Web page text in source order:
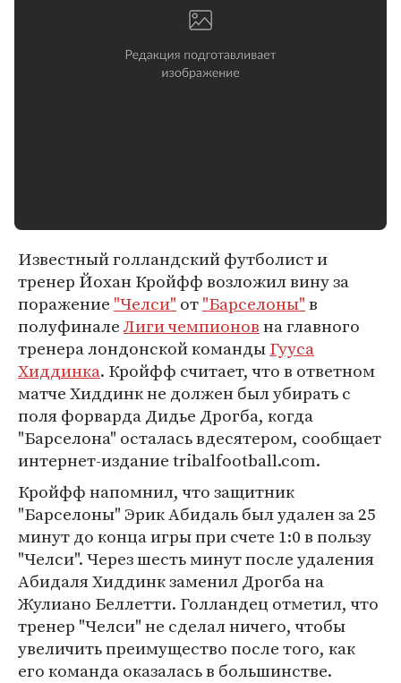
Известный голландский футболист и
тренер Йохан Кройфф возложил вину за
поражение "Челси" от"Барселоны"в
полуфиналеЛиги чемпионовна главного
тренера лондонской командыГууса
Хиддинка. Кройфф считает, что в ответном
матче Хиддинк не должен был убирать с
поля форварда Дидье Дрогба, когда
"Барселона" осталась вдесятером, сообщает
интернет-издание tribalfootball.com.
Кройфф напомнил, что защитник
"Барселоны" Эрик Абидаль был удален за 25
минут до конца игры при счете 1:0 в пользу
"Челси". Через шесть минут после удаления
Абидаля Хиддинк заменил Дрогба на
Жулиано Беллетти. Голландец отметил, что
тренер "Челси" не сделал ничего, чтобы
увеличить преимущество после того, как
его команда оказалась в большинстве.